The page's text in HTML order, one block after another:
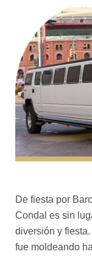
De fiesta por
Condal es sin
diversión y
fue moldeando